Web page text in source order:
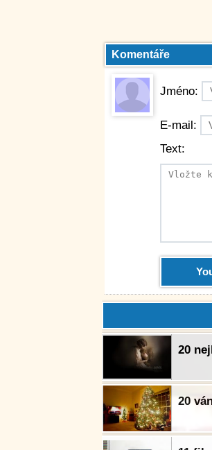
Komentáře
Jméno:
E-mail:
Text:
20
20